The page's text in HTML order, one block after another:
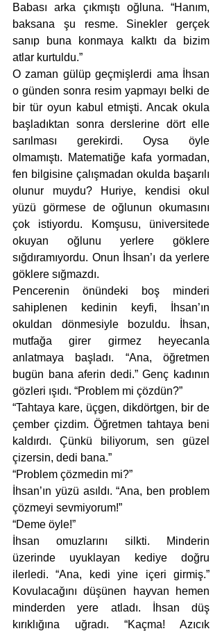
Babası arka çıkmıştı oğluna. “Hanım,
baksana şu resme. Sinekler gerçek
sanıp buna konmaya kalktı da bizim
atlar kurtuldu.”
O zaman gülüp geçmişlerdi ama İhsan
o günden sonra resim yapmayı belki de
bir tür oyun kabul etmişti. Ancak okula
başladıktan sonra derslerine dört elle
sarılması gerekirdi. Oysa öyle
olmamıştı. Matematiğe kafa yormadan,
fen bilgisine çalışmadan okulda başarılı
olunur muydu? Huriye, kendisi okul
yüzü görmese de oğlunun okumasını
çok istiyordu. Komşusu, üniversitede
okuyan oğlunu yerlere göklere
sığdıramıyordu. Onun İhsan’ı da yerlere
göklere sığmazdı.
Pencerenin önündeki boş minderi
sahiplenen kedinin keyfi, İhsan’ın
okuldan dönmesiyle bozuldu. İhsan,
mutfağa girer girmez heyecanla
anlatmaya başladı. “Ana, öğretmen
bugün bana aferin dedi.” Genç kadının
gözleri ışıdı. “Problem mi çözdün?”
“Tahtaya kare, üçgen, dikdörtgen, bir de
çember çizdim. Öğretmen tahtaya beni
kaldırdı. Çünkü biliyorum, sen güzel
çizersin, dedi bana.”
“Problem çözmedin mi?”
İhsan’ın yüzü asıldı. “Ana, ben problem
çözmeyi sevmiyorum!”
“Deme öyle!”
İhsan omuzlarını silkti. Minderin
üzerinde uyuklayan kediye doğru
ilerledi. “Ana, kedi yine içeri girmiş.”
Kovulacağını düşünen hayvan hemen
minderden yere atladı. İhsan düş
kırıklığına uğradı. “Kaçma! Azıcık